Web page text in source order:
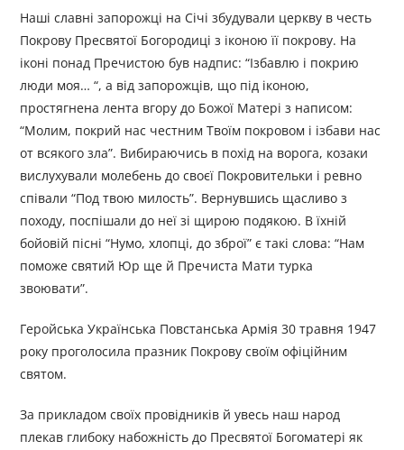
Наші славні запорожці на Січі збудували церкву в честь
Покрову Пресвятої Богородиці з іконою її покрову. На
іконі понад Пречистою був надпис: “Ізбавлю і покрию
люди моя… “, а від запорожців, що під іконою,
простягнена лента вгору до Божої Матері з написом:
“Молим, покрий нас честним Твоїм покровом і ізбави нас
от всякого зла”. Вибираючись в похід на ворога, козаки
вислухували молебень до своєї Покровительки і ревно
співали “Под твою милость”. Вернувшись щасливо з
походу, поспішали до неї зі щирою подякою. В їхній
бойовій пісні “Нумо, хлопці, до зброї” є такі слова: “Нам
поможе святий Юр ще й Пречиста Мати турка
звоювати”.
Геройська Українська Повстанська Армія 30 травня 1947
року проголосила празник Покрову своїм офіційним
святом.
За прикладом своїх провідників й увесь наш народ
плекав глибоку набожність до Пресвятої Богоматері як